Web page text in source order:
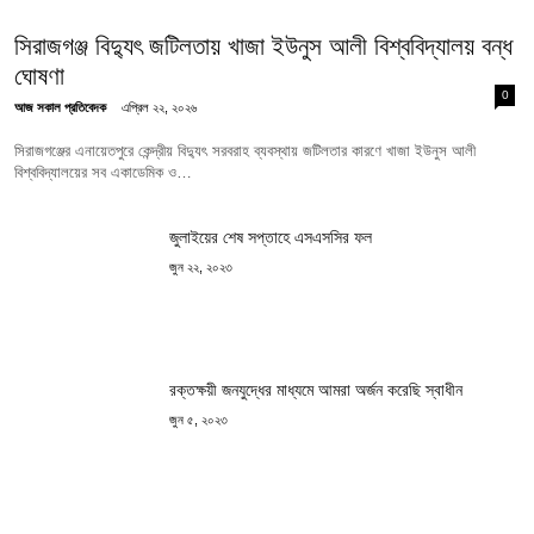
সিরাজগঞ্জ বিদ্যুৎ জটিলতায় খাজা ইউনুস আলী বিশ্ববিদ্যালয় বন্ধ
ঘোষণা
আজ সকাল প্রতিবেদক এপ্রিল ২২, ২০২৬
0
সিরাজগঞ্জের এনায়েতপুরে কেন্দ্রীয় বিদ্যুৎ সরবরাহ ব্যবস্থায় জটিলতার কারণে খাজা ইউনুস আলী
বিশ্ববিদ্যালয়ের সব একাডেমিক ও…
জুলাইয়ের শেষ সপ্তাহে এসএসসির ফল
জুন ২২, ২০২৩
রক্তক্ষয়ী জনযুদ্ধের মাধ্যমে আমরা অর্জন করেছি স্বাধীন
জুন ৫, ২০২৩